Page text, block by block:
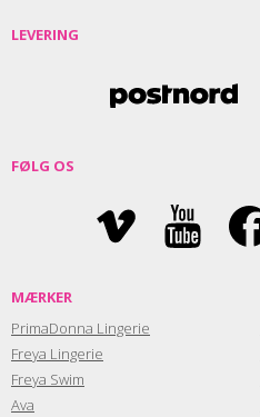
LEVERING
FØLG OS
MÆRKER
PrimaDonna Lingerie
Freya Lingerie
Freya Swim
Ava